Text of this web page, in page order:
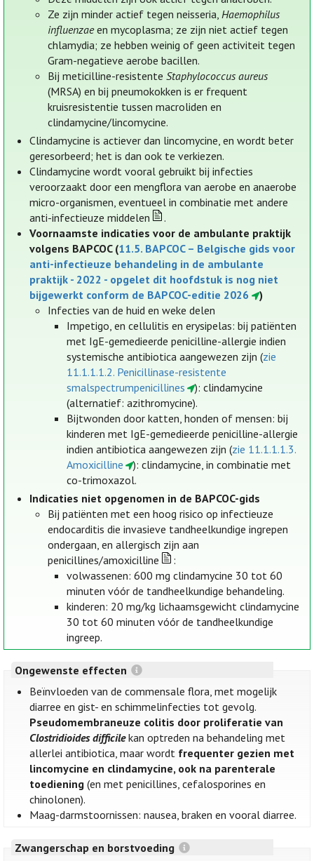
Ze zijn minder actief tegen neisseria,Haemophilus
influenzaeen mycoplasma; ze zijn niet actief tegen
chlamydia; ze hebben weinig of geen activiteit tegen
Gram-negatieve aerobe bacillen.
Bij meticilline-resistenteStaphylococcus aureus
(MRSA) en bij pneumokokken is er frequent
kruisresistentie tussen macroliden en
clindamycine/lincomycine.
Clindamycine is actiever dan lincomycine, en wordt beter
geresorbeerd; het is dan ook te verkiezen.
Clindamycine wordt vooral gebruikt bij infecties
veroorzaakt door een mengflora van aerobe en anaerobe
micro-organismen, eventueel in combinatie met andere
anti-infectieuze middelen
.
Voornaamste indicaties voor de ambulante praktijk
volgens BAPCOC (11.5. BAPCOC – Belgische gids voor
anti-infectieuze behandeling in de ambulante
praktijk - 2022 - opgelet dit hoofdstuk is nog niet
bijgewerkt conform de BAPCOC-editie 2026
)
Infecties van de huid en weke delen
Impetigo, en cellulitis en erysipelas: bij patiënten
met IgE-gemedieerde penicilline-allergie indien
systemische antibiotica aangewezen zijn (zie
11.1.1.1.2. Penicillinase-resistente
smalspectrumpenicillines
): clindamycine
(alternatief: azithromycine).
Bijtwonden door katten, honden of mensen: bij
kinderen met IgE-gemedieerde penicilline-allergie
indien antibiotica aangewezen zijn (zie 11.1.1.1.3.
Amoxicilline
): clindamycine, in combinatie met
co-trimoxazol.
Indicaties niet opgenomen in de BAPCOC-gids
Bij patiënten met een hoog risico op infectieuze
endocarditis die invasieve tandheelkundige ingrepen
ondergaan, en allergisch zijn aan
penicillines/amoxicilline
:
volwassenen: 600 mg clindamycine 30 tot 60
minuten vóór de tandheelkundige behandeling.
kinderen: 20 mg/kg lichaamsgewicht clindamycine
30 tot 60 minuten vóór de tandheelkundige
ingreep.
Ongewenste effecten
Beïnvloeden van de commensale flora, met mogelijk
diarree en gist- en schimmelinfecties tot gevolg.
Pseudomembraneuze colitis door proliferatie van
Clostridioides difficilekan optreden na behandeling met
allerlei antibiotica, maar wordt frequenter gezien met
lincomycine en clindamycine, ook na parenterale
toediening (en met penicillines, cefalosporines en
chinolonen).
Maag-darmstoornissen: nausea, braken en vooral diarree.
Zwangerschap en borstvoeding